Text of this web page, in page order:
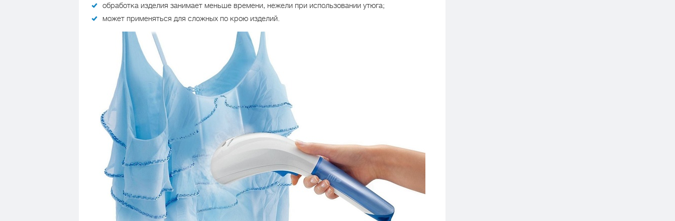
обработка изделия занимает меньше времени, нежели при использовании утюга;
может применяться для сложных по крою изделий.